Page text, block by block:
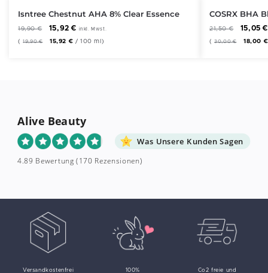
Isntree Chestnut AHA 8% Clear Essence
19,90€ 15,92€ inkl. Mwst.
(19,90€ 15,92€ /100 ml )
COSRX BHA
21,50€ 15,05€
(30,00€ 18,00€
Alive Beauty
Was Unsere Kunden Sagen
4.89 Bewertung (170 Rezensionen)
Versandkostenfrei
100%
Co2 freie und